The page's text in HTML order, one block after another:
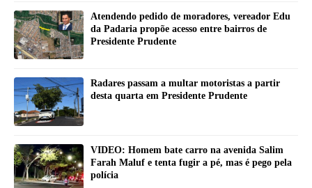
Atendendo pedido de moradores, vereador Edu
da Padaria propõe acesso entre bairros de
Presidente Prudente
Radares passam a multar motoristas a partir
desta quarta em Presidente Prudente
VIDEO: Homem bate carro na avenida Salim
Farah Maluf e tenta fugir a pé, mas é pego pela
polícia